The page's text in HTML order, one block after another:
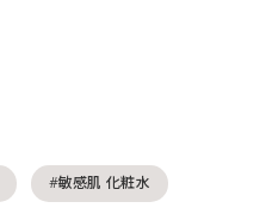
#敏感肌 化粧水